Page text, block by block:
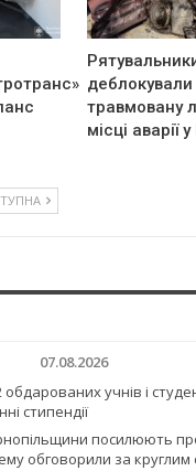
деблокували
травмовану
місці аварії
07.08.2026
учнів і
стипендії
посилюють
обговорили за круглим